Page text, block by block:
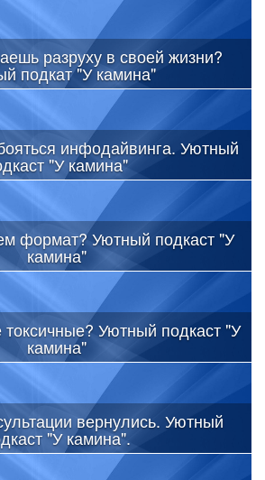
разруху в своей жизни?
подкат "У камина"
инфодайвинга. Уютный
"У камина"
формат? Уютный подкаст "У
камина"
Уютный подкаст "У
камина"
вернулись. Уютный
"У камина".